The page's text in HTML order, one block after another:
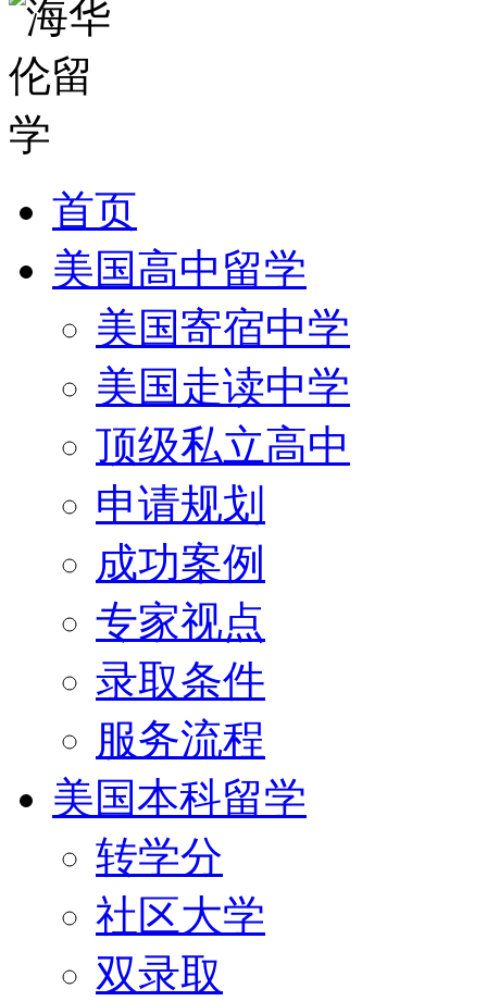
首页
美国高中留学
美国寄宿中学
美国走读中学
顶级私立高中
申请规划
成功案例
专家视点
录取条件
服务流程
美国本科留学
转学分
社区大学
双录取